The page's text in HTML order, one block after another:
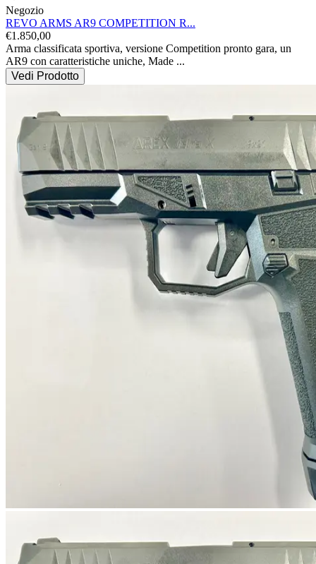
Negozio
REVO ARMS AR9 COMPETITION R...
€1.850,00
Arma classificata sportiva, versione Competition pronto gara, un
AR9 con caratteristiche uniche, Made ...
Vedi Prodotto